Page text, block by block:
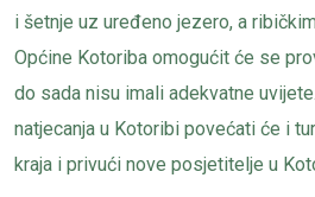
i šetnje uz uređeno jezero, a
Općine Kotoriba omogućit će se
do sada nisu imali adekvatne
natjecanja u Kotoribi povećati će i
kraja i privući nove posjetitelje u